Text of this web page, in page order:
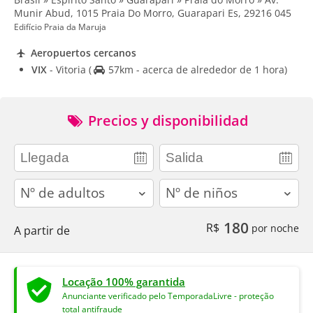
Munir Abud, 1015 Praia Do Morro, Guarapari Es, 29216 045
Edifício Praia da Maruja
Aeropuertos cercanos
VIX - Vitoria ( 57km - acerca de alrededor de 1 hora)
Precios y disponibilidad
adults children
A partir de R$ 180 por noche
Locação 100% garantida
Anunciante verificado pelo TemporadaLivre - proteção
total antifraude